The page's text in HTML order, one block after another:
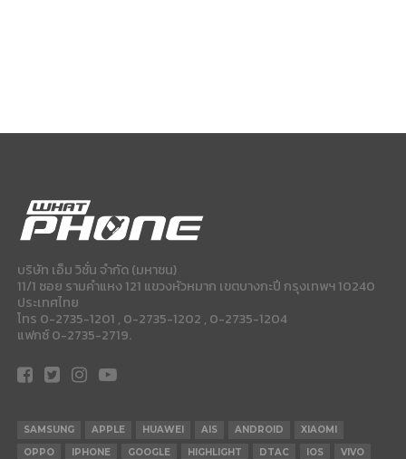
บริษัท เอ็ม วิชั่น จำกัด (มหาชน)
11/1 ซอย รามคำแหง 121 แขวงหัวหมาก เขตบางกะปี กรุงเทพฯ 10240
ประเทศไทย
โทร 0-2735-1201 , 0-2735-1202 , 0-2735-1204
แฟกซ์ 0-2735-2719.
SAMSUNG APPLE HUAWEI AIS ANDROID
XIAOMI
OPPO
IPHONE GOOGLE HIGHLIGHT DTAC IOS
VIVO